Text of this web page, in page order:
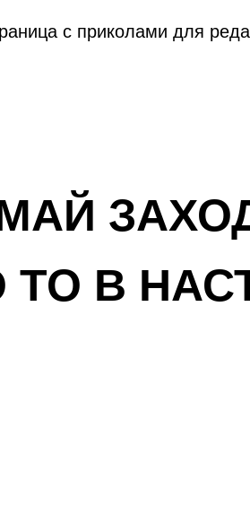
с приколами для
ТО В